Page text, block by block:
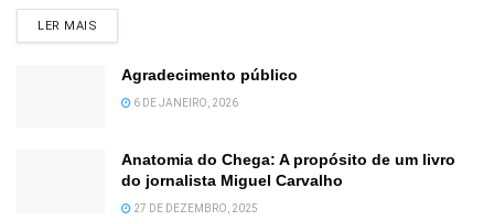
LER MAIS
Agradecimento público
6 DE JANEIRO, 2026
Anatomia do Chega: A propósito de um livro
do jornalista Miguel Carvalho
27 DE DEZEMBRO, 2025